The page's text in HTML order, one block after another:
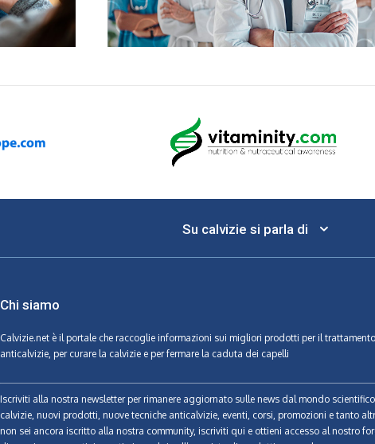
Su calvizie si parla di
Chi siamo
Calvizie.netè il portale che raccoglie informazioni sui migliori prodotti per il trattamento
anticalvizie, per curare la calvizie e per fermare la caduta dei capelli
Iscriviti alla nostra newsletter per rimanere aggiornato sulle news dal mondo
calvizie, nuovi prodotti, nuove tecniche anticalvizie, eventi, corsi, promozioni e tanto
non sei ancora iscritto alla nostra community, iscriviti qui e ottieni accesso al nostro